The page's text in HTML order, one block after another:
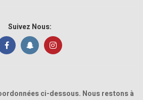
Suivez Nous:
ci-dessous. Nous restons à